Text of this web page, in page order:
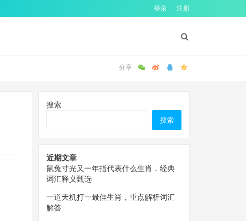
登录 注册
搜索
搜索
近期文章
鼠兔寸光又一年指代表什么生肖，经典
词汇释义甄选
一道天机打一最佳生肖，重点解析词汇
解答